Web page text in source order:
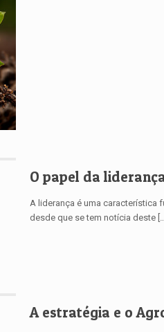
O papel da
A liderança é uma característica
desde que se tem notícia deste
A estratégia e o